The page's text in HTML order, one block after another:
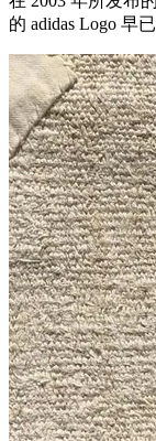
的 adidas Logo 早